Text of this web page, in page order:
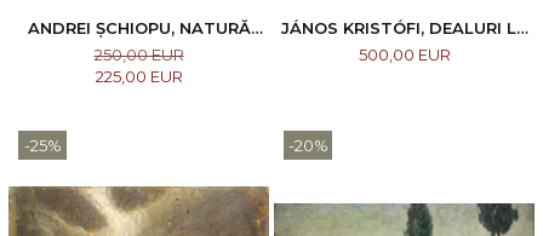
ANDREI ȘCHIOPU, NATURĂ
STATICĂ CU FLORI DE CÂMP,
1982
250,00 EUR
225,00 EUR
JÁNOS KRISTÓFI, DEALURI LA
BAIA MARE
500,00 EUR
-25% -20%